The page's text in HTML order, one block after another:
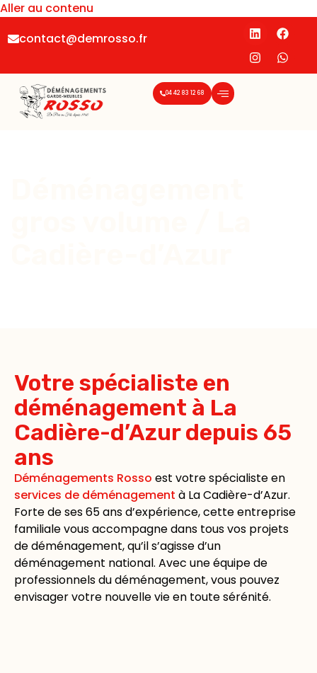
Aller au contenu
contact@demrosso.fr
04 42 83 12 68
Votre spécialiste en
déménagement à La
Cadière-d’Azur depuis 65
ans
Déménagements Rosso est votre spécialiste en
services de déménagement à La Cadière-d’Azur.
Forte de ses 65 ans d’expérience, cette entreprise
familiale vous accompagne dans tous vos projets
de déménagement, qu’il s’agisse d’un
déménagement national. Avec une équipe de
professionnels du déménagement, vous pouvez
envisager votre nouvelle vie en toute sérénité.